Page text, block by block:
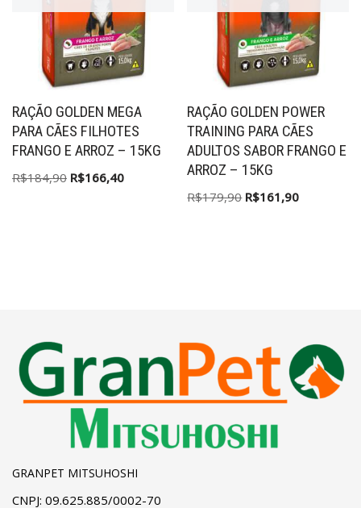
RAÇÃO GOLDEN MEGA
PARA CÃES FILHOTES
FRANGO E ARROZ – 15KG
R$184,90 R$166,40
RAÇÃO GOLDEN POWER
TRAINING PARA CÃES
ADULTOS SABOR FRANGO E
ARROZ – 15KG
R$179,90 R$161,90
GRANPET MITSUHOSHI
CNPJ: 09.625.885/0002-70